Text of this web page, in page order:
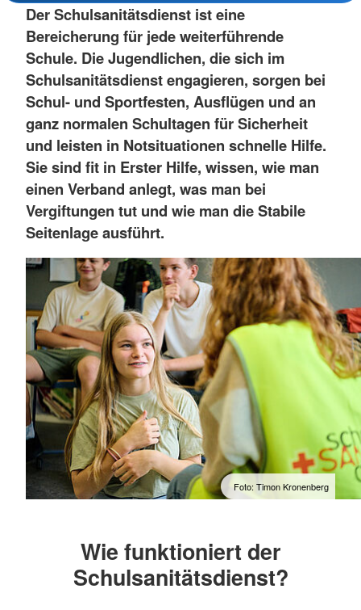
Der Schulsanitätsdienst ist eine
Bereicherung für jede weiterführende
Schule. Die Jugendlichen, die sich im
Schulsanitätsdienst engagieren, sorgen bei
Schul- und Sportfesten, Ausflügen und an
ganz normalen Schultagen für Sicherheit
und leisten in Notsituationen schnelle Hilfe.
Sie sind fit in Erster Hilfe, wissen, wie man
einen Verband anlegt, was man bei
Vergiftungen tut und wie man die Stabile
Seitenlage ausführt.
Foto: Timon Kronenberg
Wie funktioniert der
Schulsanitätsdienst?